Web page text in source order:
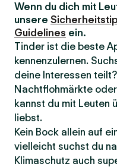
Wenn du dich mit
unsere
Guidelines ein.
Tinder ist die beste
kennenzulernen.
deine Interessen
Nachtflohmärkte
kannst du mit Leuten
liebst.
Kein Bock allein auf
vielleicht suchst du
Klimaschutz auch